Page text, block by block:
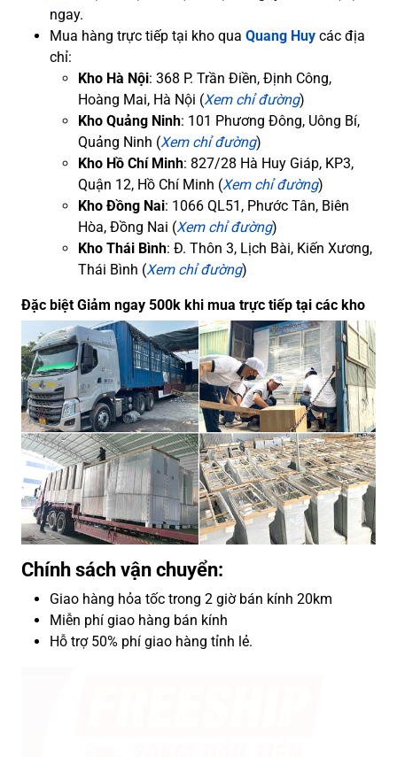
ngay.
Mua hàng trực tiếp tại kho qua Quang Huy các địa
chỉ:
Kho Hà Nội: 368 P. Trần Điền, Định Công,
Hoàng Mai, Hà Nội (Xem chỉ đường)
Kho Quảng Ninh: 101 Phương Đông, Uông Bí,
Quảng Ninh (Xem chỉ đường)
Kho Hồ Chí Minh: 827/28 Hà Huy Giáp, KP3,
Quận 12, Hồ Chí Minh (Xem chỉ đường)
Kho Đồng Nai: 1066 QL51, Phước Tân, Biên
Hòa, Đồng Nai (Xem chỉ đường)
Kho Thái Bình: Đ. Thôn 3, Lịch Bài, Kiến Xương,
Thái Bình (Xem chỉ đường)
Đặc biệt Giảm ngay 500k khi mua trực tiếp tại các kho
Chính sách vận chuyển:
Giao hàng hỏa tốc trong 2 giờ bán kính 20km
Miễn phí giao hàng bán kính
Hỗ trợ 50% phí giao hàng tỉnh lẻ.